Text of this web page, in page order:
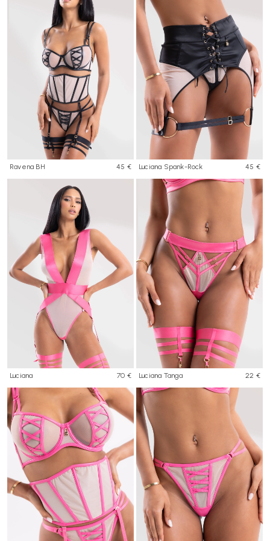
Ravena BH 45 € Luciana Spank-Rock 45 €
Luciana 70 € Luciana Tanga 22 €